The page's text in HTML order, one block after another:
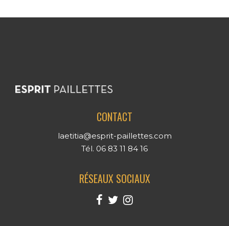
CONTACT
laetitia@esprit-paillettes.com
Tél. 06 83 11 84 16
RÉSEAUX SOCIAUX